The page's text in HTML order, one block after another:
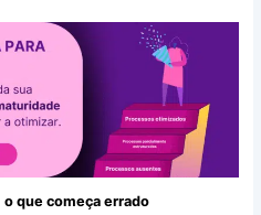
o que começa errado